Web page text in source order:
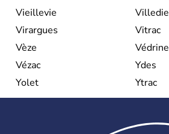
Vieillevie
Virargues
Vitrac
Vèze
Vézac
Ydes
Yolet
Ytrac